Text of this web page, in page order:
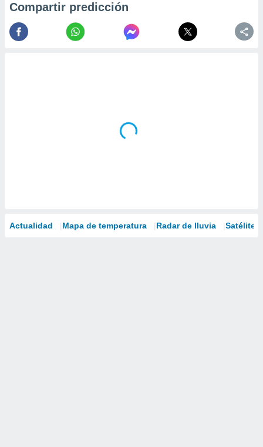
Compartir predicción
Actualidad Mapa de temperatura Radar de lluvia Satélites